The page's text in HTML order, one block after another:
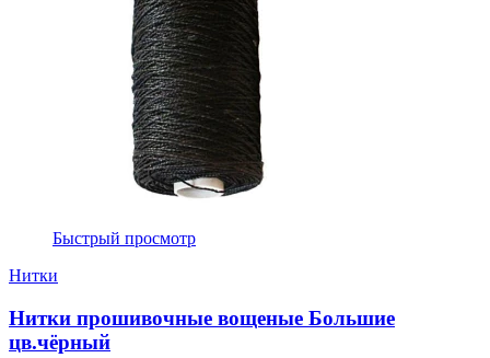
Быстрый просмотр
Нитки
Нитки прошивочные вощеные Большие
цв.чёрный